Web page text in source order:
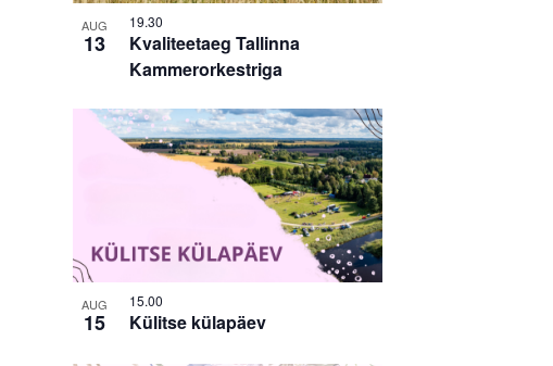
AUG
13
Kvaliteetaeg Tallinna
Kammerorkestriga
19.30
AUG
15 Külitse külapäev
15.00